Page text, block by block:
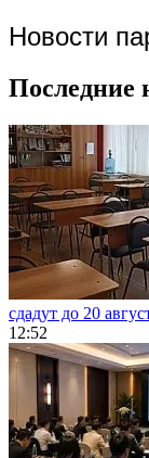
Новости
Последние
сдадут до 20
12:52